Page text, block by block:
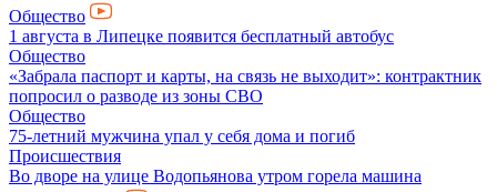
Общество
1 августа в Липецке появится бесплатный автобус
Общество
«Забрала паспорт и карты, на связь не выходит»: контрактник
попросил о разводе из зоны СВО
Общество
75-летний мужчина упал у себя дома и погиб
Происшествия
Во дворе на улице Водопьянова утром горела машина